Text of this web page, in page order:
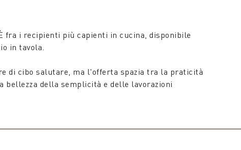
fra i recipienti più capienti in cucina, disponibile
in tavola.
di cibo salutare, ma l'offerta spazia tra la praticità
della semplicità e delle lavorazioni